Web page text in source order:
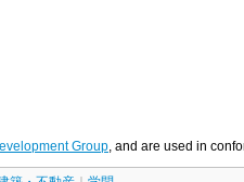
Group , and are used in